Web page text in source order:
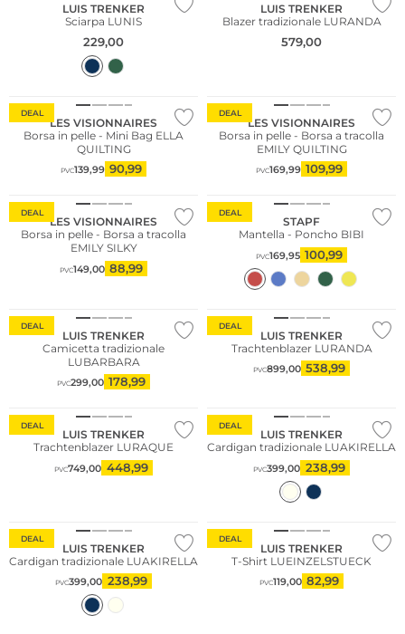
LUIS TRENKER
Sciarpa LUNIS
229,00
LUIS TRENKER
Blazer tradizionale LURANDA
579,00
DEAL
LES VISIONNAIRES
Borsa in pelle - Mini Bag ELLA
QUILTING
PVC139,99 90,99
DEAL
LES VISIONNAIRES
Borsa in pelle - Borsa a tracolla
EMILY QUILTING
PVC169,99 109,99
DEAL
LES VISIONNAIRES
Borsa in pelle - Borsa a tracolla
EMILY SILKY
PVC149,00 88,99
DEAL
STAPF
Mantella - Poncho BIBI
PVC169,95 100,99
DEAL
LUIS TRENKER
Camicetta tradizionale
LUBARBARA
PVC299,00 178,99
DEAL
LUIS TRENKER
Trachtenblazer LURANDA
PVC899,00 538,99
DEAL
LUIS TRENKER
Trachtenblazer LURAQUE
PVC749,00 448,99
DEAL
LUIS TRENKER
Cardigan tradizionale LUAKIRELLA
PVC399,00 238,99
DEAL
LUIS TRENKER
Cardigan tradizionale LUAKIRELLA
PVC399,00 238,99
DEAL
LUIS TRENKER
T-Shirt LUEINZELSTUECK
PVC119,00 82,99